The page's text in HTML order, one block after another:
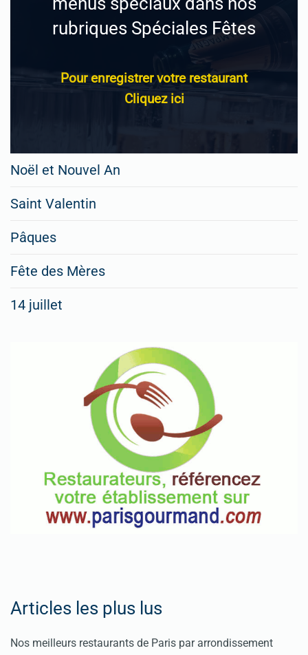
rubriques Spéciales Fêtes
Pour enregistrer votre restaurant
Cliquez ici
Noël et Nouvel An
Saint Valentin
Pâques
Fête des Mères
14 juillet
Articles les plus lus
Nos meilleurs restaurants de Paris par arrondissement